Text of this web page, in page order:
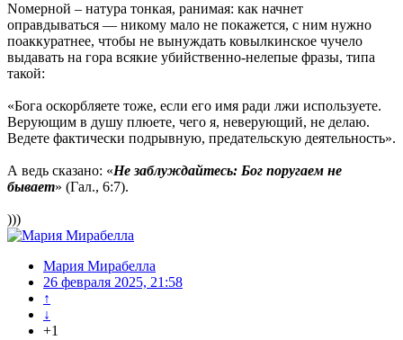
Nомерной – натура тонкая, ранимая: как начнет
оправдываться — никому мало не покажется, с ним нужно
поаккуратнее, чтобы не вынуждать ковылкинское чучело
выдавать на гора всякие убийственно-нелепые фразы, типа
такой:
«Бога оскорбляете тоже, если его имя ради лжи используете.
Верующим в душу плюете, чего я, неверующий, не делаю.
Ведете фактически подрывную, предательскую деятельность».
А ведь сказано: «Не заблуждайтесь: Бог поругаем не
бывает» (Гал., 6:7).
)))
Мария Мирабелла
26 февраля 2025, 21:58
↑
↓
+1